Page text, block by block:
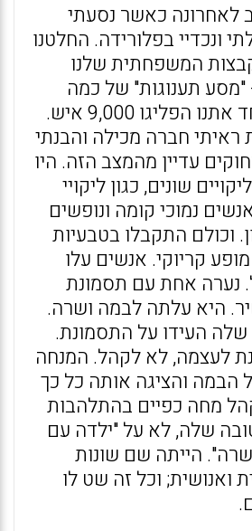
לאחרונה כאשר נסעתי
ונכדיי בפלורידה. החלטנו
המשפחתית שלנו
תענוגות" של כמה
ימים באונייה. יחד אתנו הפליגו 9,000 איש.
ראיתי חברה מכילה והבנתי
עדיין מהמצב הזה. היו
שונים, כגון ליקויי
נמוכי קומה ונופשים
וכולם התקבלו בטבעיות
קריוקי. אנשים עלו
נערה אחת עם תסמונת
היא עלתה לבמה ושרה.
העידו על התסמונת.
לעצמה, לא לקהל. המנחה
והציגה אותה כל כך
מחה כפיים בהתלהבות
שלה, לא על "ילדה עם
הייתה שם שונות
ואנושית; וכל זה שט לו